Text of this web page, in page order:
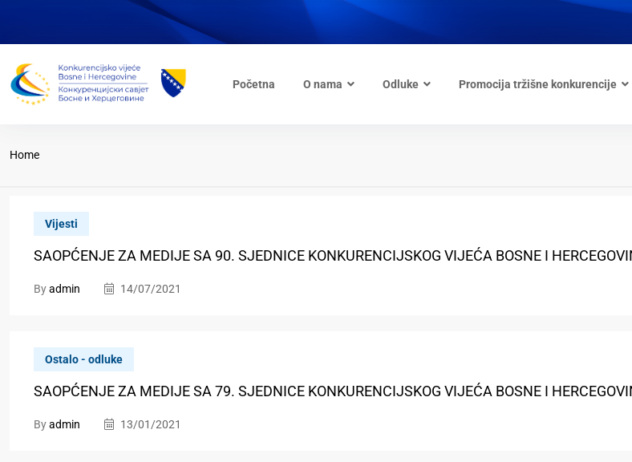
Početna O nama Odluke Promocija tržišne konkurencije
Home
Vijesti
SAOPĆENJE ZA MEDIJE SA 90. SJEDNICE KONKURENCIJSKOG VIJEĆA BOSNE I
Byadmin 14/07/2021
Ostalo - odluke
SAOPĆENJE ZA MEDIJE SA 79. SJEDNICE KONKURENCIJSKOG VIJEĆA BOSNE I
Byadmin 13/01/2021